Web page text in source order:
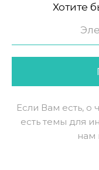
Хотите
Если Вам есть, о
есть темы для
нам